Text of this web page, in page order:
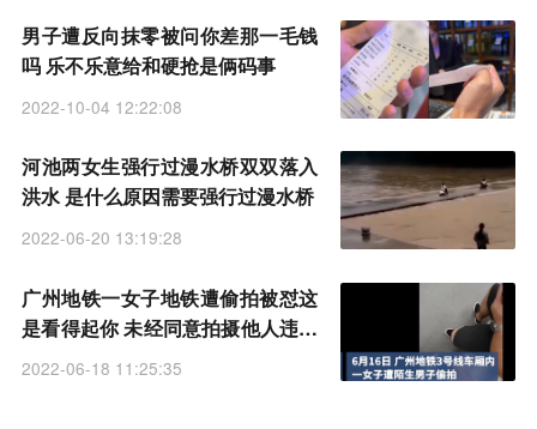
男子遭反向抹零被问你差那一毛钱
吗 乐不乐意给和硬抢是俩码事
2022-10-04 12:22:08
河池两女生强行过漫水桥双双落入
洪水 是什么原因需要强行过漫水桥
2022-06-20 13:19:28
广州地铁一女子地铁遭偷拍被怼这
是看得起你 未经同意拍摄他人违法
吗
2022-06-18 11:25:35